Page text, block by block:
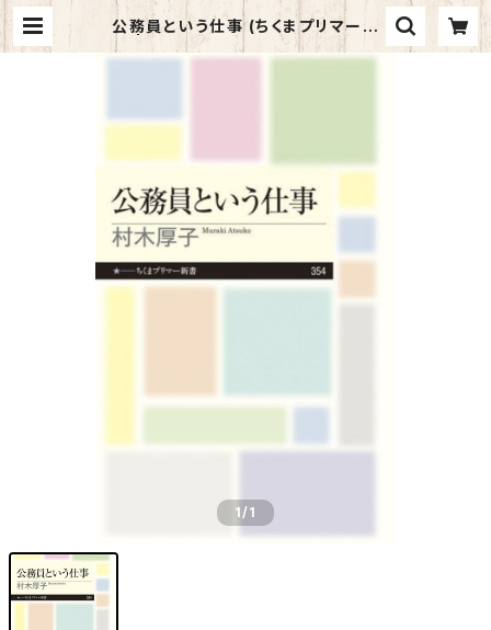
公務員という仕事 (ちくまプリマー新
書) | マイブックス関大前店(店頭受取
オーダー用)
1/1